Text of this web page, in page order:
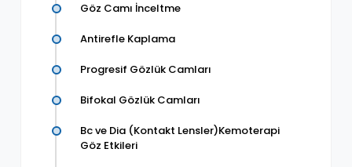
Göz Camı İnceltme
Antirefle Kaplama
Progresif Gözlük Camları
Bifokal Gözlük Camları
Bc ve Dia (Kontakt Lensler)Kemoterapi
Göz Etkileri